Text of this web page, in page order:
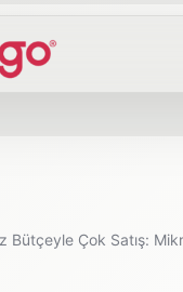
Bütçeyle Çok Satış: